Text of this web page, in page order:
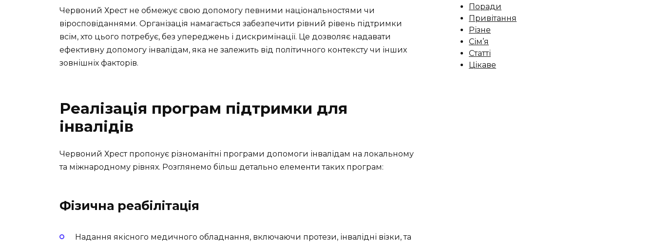
Червоний Хрест не обмежує свою допомогу певними національностями чи
віросповіданнями. Організація намагається забезпечити рівний рівень підтримки
всім, хто цього потребує, без упереджень і дискримінації. Це дозволяє надавати
ефективну допомогу інвалідам, яка не залежить від політичного контексту чи інших
зовнішніх факторів.
Реалізація програм підтримки для
інвалідів
Червоний Хрест пропонує різноманітні програми допомоги інвалідам на локальному
та міжнародному рівнях. Розглянемо більш детально елементи таких програм:
Фізична реабілітація
Надання якісного медичного обладнання, включаючи протези, інвалідні візки, та
Поради
Привітання
Різне
Сім’я
Статті
Цікаве